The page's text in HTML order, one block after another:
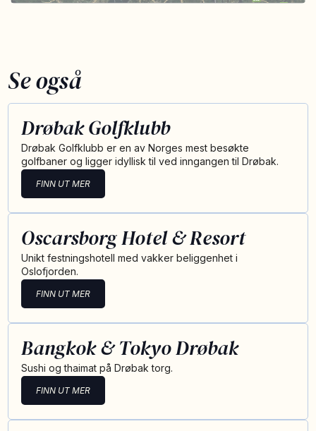
Se også
Drøbak Golfklubb
Drøbak Golfklubb er en av Norges mest besøkte
golfbaner og ligger idyllisk til ved inngangen til Drøbak.
FINN UT MER
Oscarsborg Hotel & Resort
Unikt festningshotell med vakker beliggenhet i
Oslofjorden.
FINN UT MER
Bangkok & Tokyo Drøbak
Sushi og thaimat på Drøbak torg.
FINN UT MER